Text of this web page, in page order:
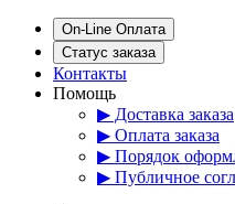
On-Line Оплата
Статус заказа
Контакты
Помощь
▶ Доставка заказа
▶ Оплата заказа
▶ Порядок
▶ Публичное